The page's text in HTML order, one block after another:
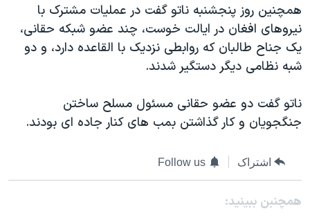
سفر پرزیدنت ترامپ به چین
همچنین روز پنجشنبه ناتو گفت در عملیات مشترک با
نیروهای افغان در ایالت خوست، چند عضو شبکه حقانی،
یک جناح طالبان که روابطی نزدیک با القاعده دارد، و دو
شبه نظامی دیگر دستگیر شدند.
ناتو گفت دو عضو حقانی مسئول مسلح ساختن
جنگجویان و کار گذاشتن بمب های کنار جاده ای بودند.
اشتراک Follow us
همچنبن ببینید: